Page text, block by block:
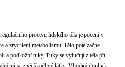
procesu lidského těla je pocení v
a zrychlení metabolismu. Tělo poté začne
a podkožní tuky. Tuky se vylučují z těla při
se zněj škodlivé látky. Vhodný doplněk